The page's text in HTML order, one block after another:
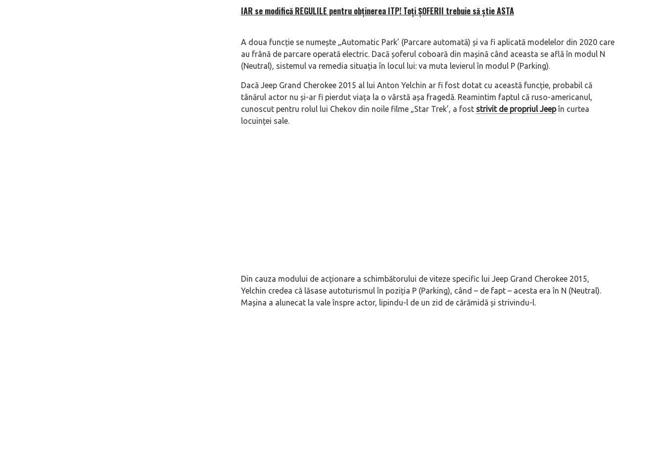
IAR se modifică REGULILE pentru obținerea ITP! Toți ȘOFERII trebuie să știe ASTA
A doua funcție se numește „Automatic Park’ (Parcare automată) și va fi aplicată modelelor din 2020 care
au frână de parcare operată electric. Dacă șoferul coboară din mașină când aceasta se află în modul N
(Neutral), sistemul va remedia situația în locul lui: va muta levierul în modul P (Parking).
Dacă Jeep Grand Cherokee 2015 al lui Anton Yelchin ar fi fost dotat cu această funcție, probabil că
tânărul actor nu și-ar fi pierdut viața la o vârstă așa fragedă. Reamintim faptul că ruso-americanul,
cunoscut pentru rolul lui Chekov din noile filme „Star Trek’, a fost strivit de propriul Jeepîn curtea
locuinței sale.
Din cauza modului de acționare a schimbătorului de viteze specific lui Jeep Grand Cherokee 2015,
Yelchin credea că lăsase autoturismul în poziția P (Parking), când – de fapt – acesta era în N (Neutral).
Mașina a alunecat la vale înspre actor, lipindu-l de un zid de cărămidă și strivindu-l.